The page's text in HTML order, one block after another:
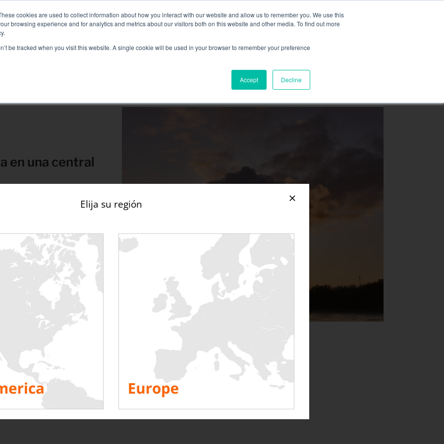
cookies are used to collect information about how you interact with our website and allow us to remember you. We use this
browsing experience and for analytics and metrics about our visitors both on this website and other media. To find out more
be tracked when you visit this website. A single cookie will be used in your browser to remember your preference
Accept Decline
Inteligente Líquido+Aire para soluciones de Refrigeración Directa por Líquido, más información aquí
RECURSOS CONTACTAR
en una central
de un sistema de
y la seguridad de la
diseñado para satisfacer
unidad cuando produce
de funcionamiento y
el suministro de
requeridas en caso de
rescatados). Los grupos
para alimentar los
del suministro
está equipado con dos
de un generador adicional
de estos grupos es
para garantizar la
Por lo tanto, se lleva a
funcionamiento de los
nucleares recurren
capaces de suministrar
(sistema de
suelen ser de media
Elija su región